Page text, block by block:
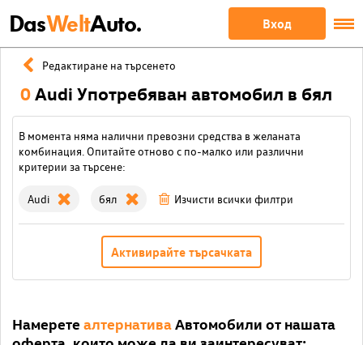
DasWeltAuto. Вход
Редактиране на търсенето
0Audi Употребяван автомобил в бял
В момента няма налични превозни средства в желаната
комбинация. Опитайте отново с по-малко или различни
критерии за търсене:
Audi бял Изчисти всички филтри
Активирайте търсачката
Намерете алтернативаАвтомобили от нашата